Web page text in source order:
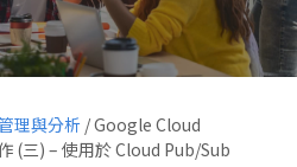
理與分析 /Google Cloud
三) – 使用於 Cloud Pub/Sub